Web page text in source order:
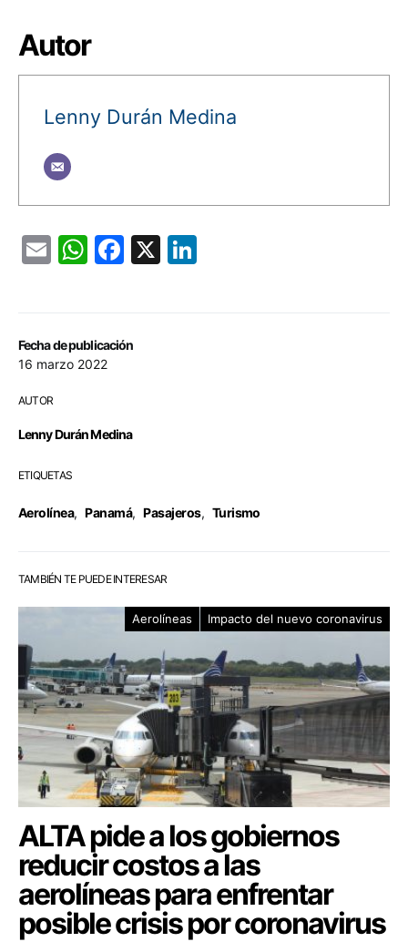
Fecha de publicación
16 marzo 2022
AUTOR
Lenny Durán Medina
ETIQUETAS
Aerolínea, Panamá, Pasajeros, Turismo
Autor
Lenny Durán Medina
EmailWhatsApp
Facebook
X
TAMBIÉN TE PUEDE INTERESAR
Aerolíneas Impacto del nuevo coronavirus
ALTA pide a los gobiernos
reducir costos a las
aerolíneas para enfrentar
posible crisis por coronavirus